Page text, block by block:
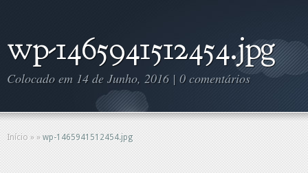
wp-1465941512454.jpg
Colocado em 14 de Junho, 2016 | 0 comentários
Início » » wp-1465941512454.jpg